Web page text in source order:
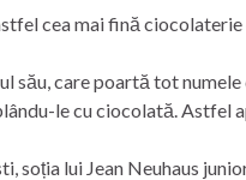
cea mai fină ciocolaterie
său, care poartă tot
le cu ciocolată. Astfel
soția lui Jean Neuhaus